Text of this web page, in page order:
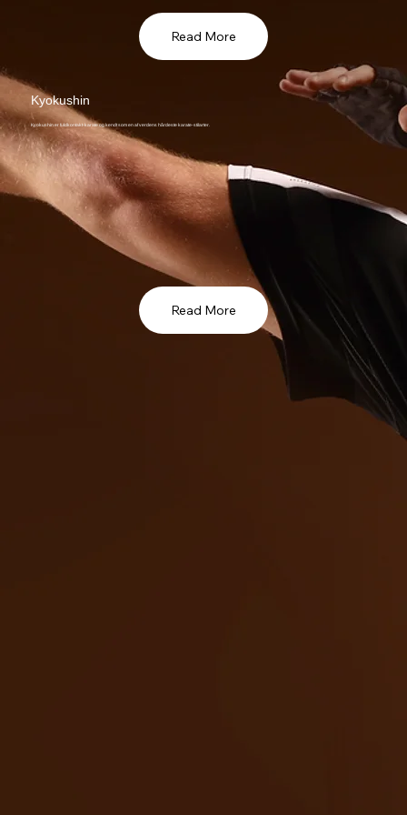
Read More
Kyokushin
Kyokushin er fuldkontakt-karate og kendt som en af verdens hårdeste karate-stilarter.
Read More